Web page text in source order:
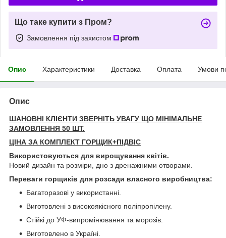
Що таке купити з Пром?
Замовлення під захистом
Опис Характеристики Доставка Оплата Умови
Опис
ШАНОВНІ КЛІЄНТИ ЗВЕРНІТЬ УВАГУ ЩО МІНІМАЛЬНЕ
ЗАМОВЛЕННЯ 50 ШТ.
ЦІНА ЗА КОМПЛЕКТ ГОРЩИК+ПІДВІС
Використовуються для вирощування квітів.
Новий дизайн та розміри, дно з дренажними отворами.
Переваги горщиків для розсади власного виробництва:
Багаторазові у використанні.
Виготовлені з високоякісного поліпропілену.
Стійкі до УФ-випромінювання та морозів.
Виготовлено в Україні.